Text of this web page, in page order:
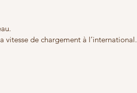
vitesse de chargement à l’international.